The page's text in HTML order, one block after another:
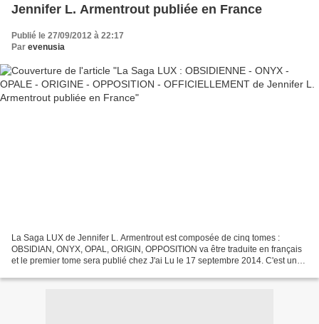
Jennifer L. Armentrout publiée en France
Publié le 27/09/2012 à 22:17
Par evenusia
La Saga LUX de Jennifer L. Armentrout est composée de cinq tomes :
OBSIDIAN, ONYX, OPAL, ORIGIN, OPPOSITION va être traduite en français
et le premier tome sera publié chez J'ai Lu le 17 septembre 2014. C'est une